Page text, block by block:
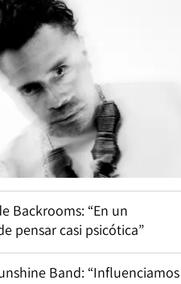
Backrooms: “En un
pensar casi psicótica”
Band: “Influenciamos